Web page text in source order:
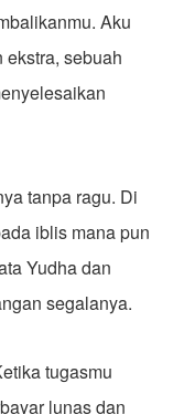
Aku
sebuah
tanpa ragu. Di
iblis mana pun
Yudha dan
segalanya.
tugasmu
lunas dan